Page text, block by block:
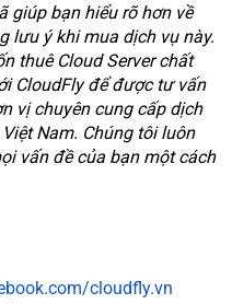
giúp bạn hiểu rõ hơn về
lưu ý khi mua dịch vụ này.
thuê Cloud Server chất
CloudFly để được tư vấn
vị chuyên cung cấp dịch
Nam. Chúng tôi luôn
vấn đề của bạn một cách
cloudfly.vn